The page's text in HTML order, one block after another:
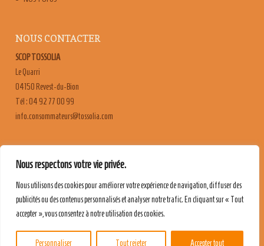
Nous respectons votre vie privée.
Nous utilisons des cookies pour améliorer votre expérience de navigation, diffuser des
publicités ou des contenus personnalisés et analyser notre trafic. En cliquant sur « Tout
accepter », vous consentez à notre utilisation des cookies.
Personnaliser Tout rejeter Accepter tout
NOUS CONTACTER
SCOP TOSSOLIA
Le Quarri
04150 Revest-du-Bion
Tél : 04 92 77 00 99
moc.ailossot@sruetammosnoc.ofni
CONTACT & RECRUTEMENT
MENTIONS LÉGALES
POLITIQUE DE CONFIDENTIALITÉ